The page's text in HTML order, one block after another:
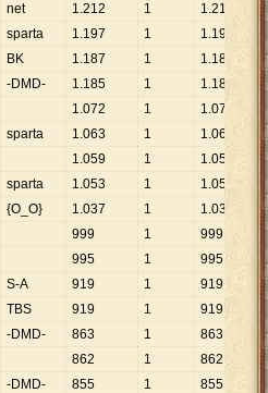
net 1.212 1 1.212
sparta 1.197 1 1.197
BK 1.187 1 1.187
-DMD- 1.185 1 1.185
1.072 1 1.072
sparta 1.063 1 1.063
1.059 1 1.059
sparta 1.053 1 1.053
{O_O} 1.037 1 1.037
999 1
999
995 1
995
S-A 919 1
919
TBS 919 1
919
-DMD- 863 1
863
862 1
862
-DMD- 855 1
855